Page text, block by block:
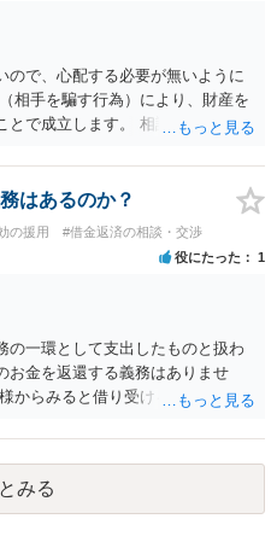
ただ、弁護士費用かけるならその
兼ね合いは考えてみましょう。
ので、心配する必要が無いように
相手を騙す行為）により、財産を
とで成立します。 相談者さんは、
に問うことはできません。 おそら
合わないと思いますが、虚偽の内
しれません。 ただし、捜査におい
しなさいよ」程度の注意で済む
お金が無いのであれば、返せない
て支払うことを相手に告げてい
。
はあるのか？
の援用 #借金返済の相談・交渉
役にたった 1
の一環として支出したものと扱わ
お金を返還する義務はありませ
からみると借り受ける）といった
みる